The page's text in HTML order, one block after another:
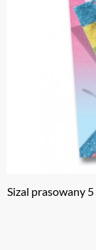
Sizal prasowany